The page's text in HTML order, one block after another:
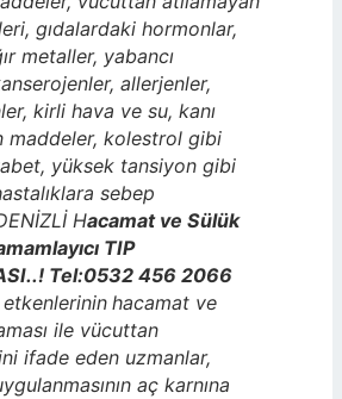
gıdalardaki hormonlar,
metaller, yabancı
allerjenler,
kirli hava ve su, kanı
maddeler, kolestrol gibi
yüksek tansiyon gibi
sebep
Hacamat ve Sülük
TIP
Tel:0532 456 2066
etkenlerinin hacamat ve
ile vücuttan
ifade eden uzmanlar,
aç karnına